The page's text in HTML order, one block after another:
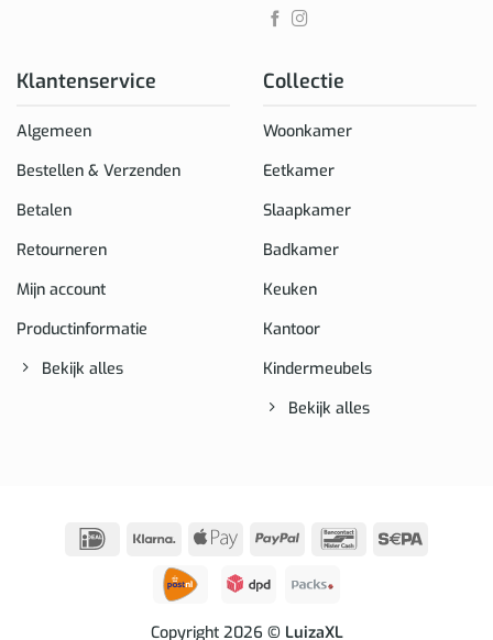
Klantenservice
Algemeen
Bestellen & Verzenden
Betalen
Retourneren
Mijn account
Productinformatie
Bekijk alles
Collectie
Woonkamer
Eetkamer
Slaapkamer
Badkamer
Keuken
Kantoor
Kindermeubels
Bekijk alles
IDeal Klarna
Apple
PayPal BancontactSepa
Copyright 2026 © LuizaXL